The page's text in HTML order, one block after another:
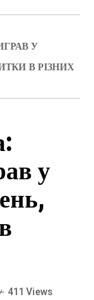
У
В РІЗНИХ
у
411 Views